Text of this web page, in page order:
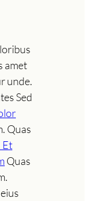
amet
unde.
Sed
Quas
Et
Quas